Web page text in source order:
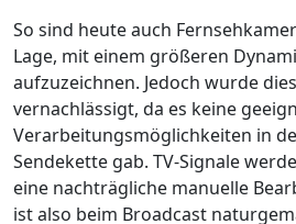
So sind heute auch
Lage, mit einem größeren
aufzuzeichnen. Jedoch wurde
vernachlässigt, da es keine
Verarbeitungsmöglichkeiten in
Sendekette gab. TV-Signale
eine nachträgliche manuelle
ist also beim Broadcast